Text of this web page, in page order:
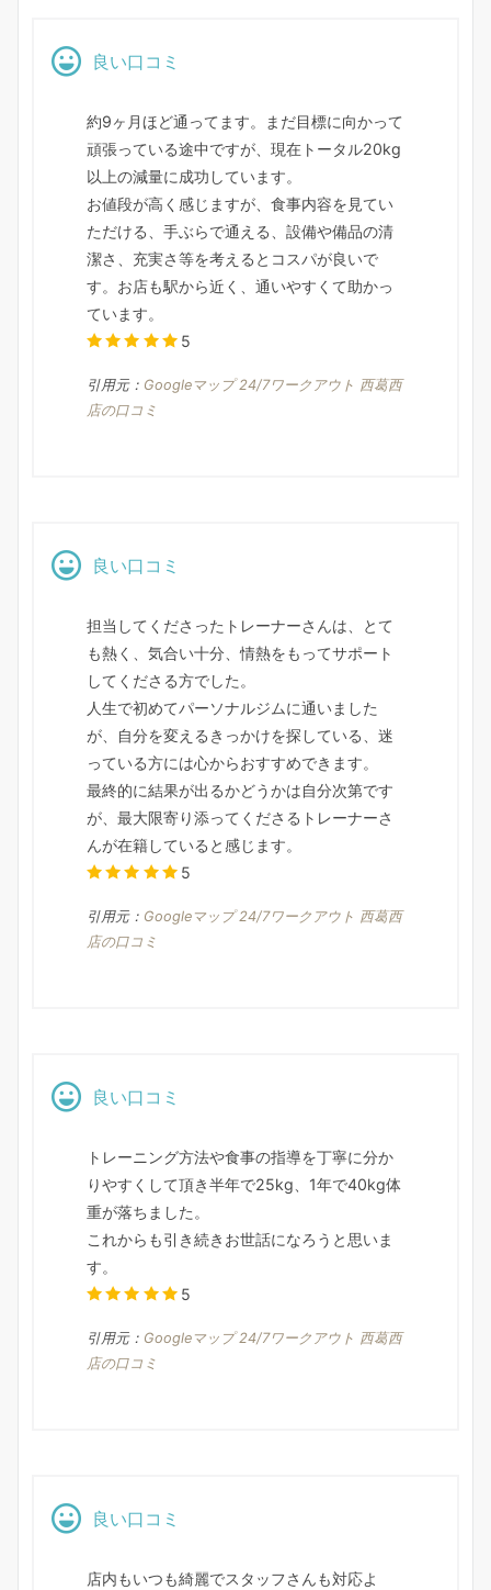
良い口コミ
約9ヶ月ほど通ってます。まだ目標に向かって
頑張っている途中ですが、現在トータル20kg
以上の減量に成功しています。
お値段が高く感じますが、食事内容を見てい
ただける、手ぶらで通える、設備や備品の清
潔さ、充実さ等を考えるとコスパが良いで
す。お店も駅から近く、通いやすくて助かっ
ています。
5
引用元： Googleマップ 24/7ワークアウト 西葛西
店の口コミ
良い口コミ
担当してくださったトレーナーさんは、とて
も熱く、気合い十分、情熱をもってサポート
してくださる方でした。
人生で初めてパーソナルジムに通いました
が、自分を変えるきっかけを探している、迷
っている方には心からおすすめできます。
最終的に結果が出るかどうかは自分次第です
が、最大限寄り添ってくださるトレーナーさ
んが在籍していると感じます。
5
引用元： Googleマップ 24/7ワークアウト 西葛西
店の口コミ
良い口コミ
トレーニング方法や食事の指導を丁寧に分か
りやすくして頂き半年で25kg、1年で40kg体
重が落ちました。
これからも引き続きお世話になろうと思いま
す。
5
引用元： Googleマップ 24/7ワークアウト 西葛西
店の口コミ
良い口コミ
店内もいつも綺麗でスタッフさんも対応よ